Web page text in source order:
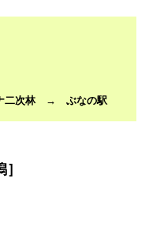
二次林 → ぶなの駅